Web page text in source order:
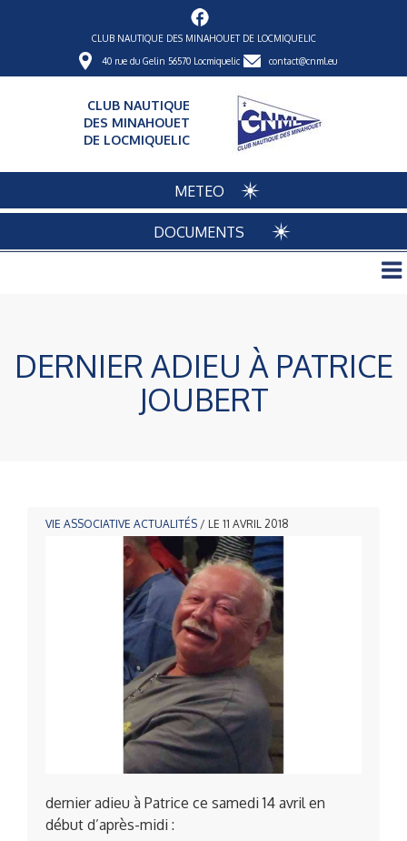
CLUB NAUTIQUE DES MINAHOUET DE LOCMIQUELIC
40 rue du Gelin 56570 Locmiquelic contact@cnml.eu
CLUB NAUTIQUE
DES MINAHOUET
DE LOCMIQUELIC
METEO
DOCUMENTS
DERNIER ADIEU À PATRICE
JOUBERT
VIE ASSOCIATIVE ACTUALITÉS / LE 11 AVRIL 2018
dernier adieu à Patrice ce samedi 14 avril en
début d’après-midi :